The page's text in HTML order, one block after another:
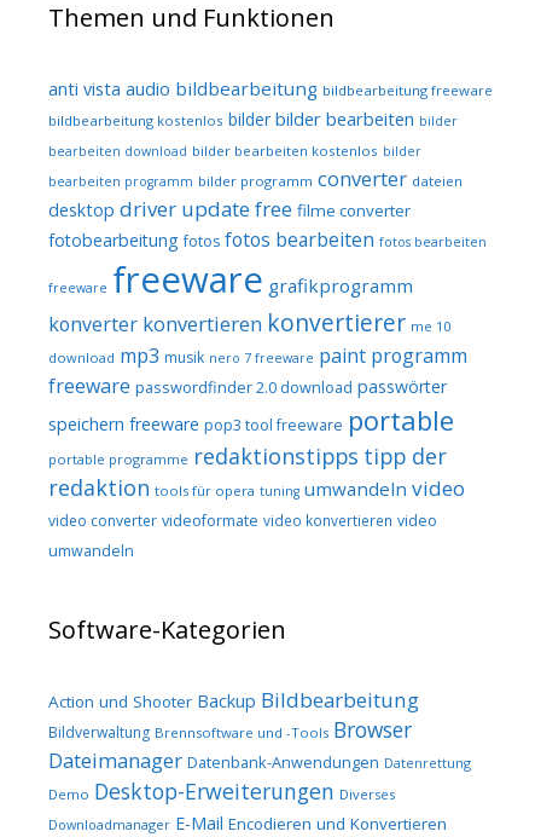
Themen und Funktionen
anti vista audio bildbearbeitung bildbearbeitung freeware
bildbearbeitung kostenlos bilder bilder bearbeiten bilder
bearbeiten download bilder bearbeiten kostenlos bilder
bearbeiten programm bilder programm converter dateien
desktop driver update free filme converter
fotobearbeitung fotos fotos bearbeiten fotos bearbeiten
freeware freeware grafikprogramm
konverter konvertieren konvertierer me 10
download mp3 musik nero 7 freeware paint programm
freeware passwordfinder 2.0 download passwörter
speichern freeware pop3 tool freeware portable
portable programme redaktionstipps tipp der
redaktion tools für opera tuning umwandeln video
video converter videoformate video konvertieren video
umwandeln
Software-Kategorien
Action und Shooter Backup Bildbearbeitung
Bildverwaltung Brennsoftware und -Tools Browser
Dateimanager Datenbank-Anwendungen Datenrettung
Demo Desktop-Erweiterungen Diverses
Downloadmanager E-Mail Encodieren und Konvertieren